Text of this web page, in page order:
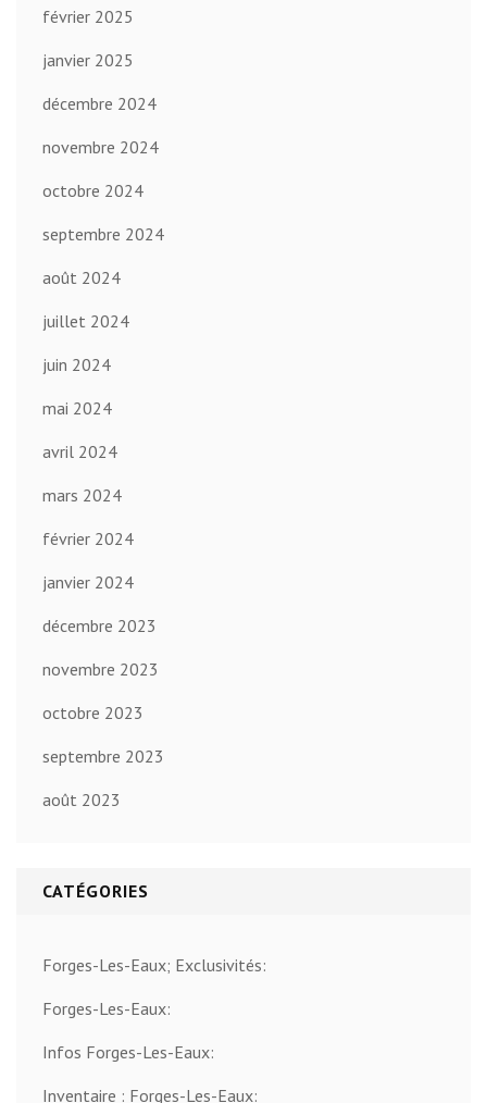
février 2025
janvier 2025
décembre 2024
novembre 2024
octobre 2024
septembre 2024
août 2024
juillet 2024
juin 2024
mai 2024
avril 2024
mars 2024
février 2024
janvier 2024
décembre 2023
novembre 2023
octobre 2023
septembre 2023
août 2023
CATÉGORIES
Forges-Les-Eaux; Exclusivités:
Forges-Les-Eaux:
Infos Forges-Les-Eaux:
Inventaire : Forges-Les-Eaux: